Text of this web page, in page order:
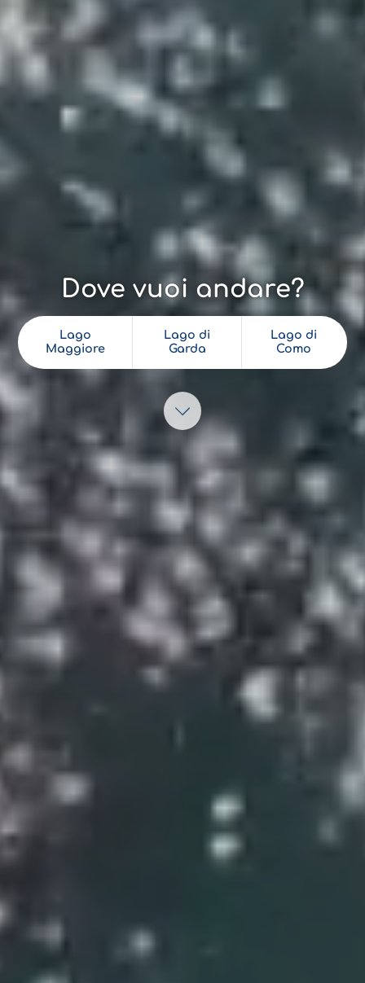
Dove vuoi andare?
Lago
Maggiore
Lago di
Garda
Lago di
Como